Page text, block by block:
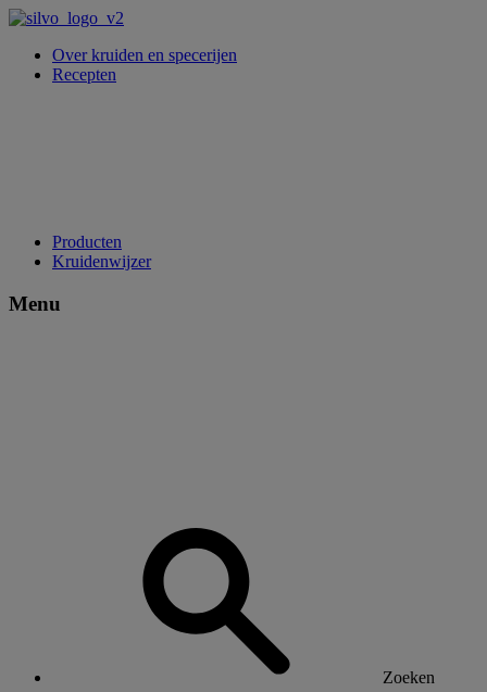
Over kruiden en specerijen
Recepten
Producten
Kruidenwijzer
Menu
Zoeken